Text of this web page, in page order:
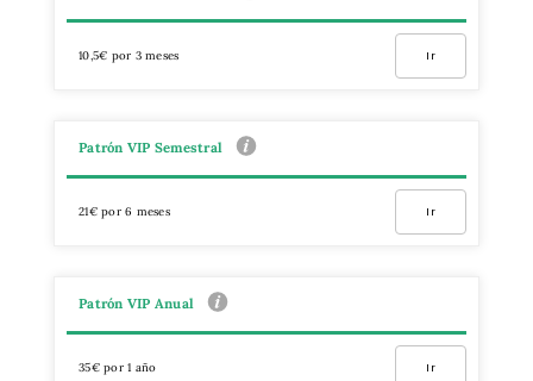
10,5€ por 3 meses Ir
Patrón VIP Semestral
21€ por 6 meses Ir
Patrón VIP Anual
35€ por 1 año Ir